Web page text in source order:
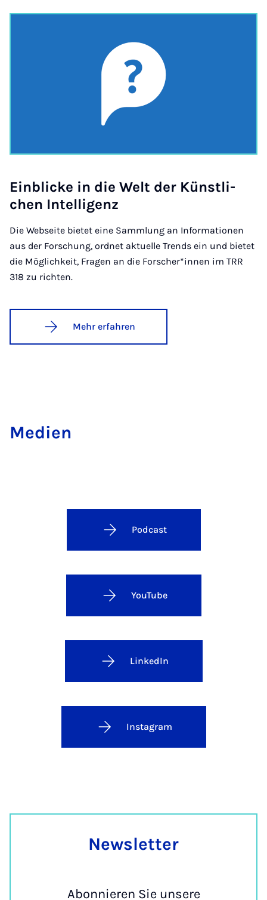
Ein­bli­cke in die Welt der Künst­li­
chen In­tel­li­genz
Die Webseite bietet eine Sammlung an Informationen
aus der Forschung, ordnet aktuelle Trends ein und bietet
die Möglichkeit, Fragen an die Forscher*innen im TRR
318 zu richten.
Mehr erfahren
Medien
Podcast
YouTube
LinkedIn
Instagram
Newslet­ter
Abonnieren Sie unsere